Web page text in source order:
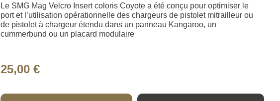
Le SMG Mag Velcro Insert coloris Coyote a été conçu pour optimiser le
port et l’utilisation opérationnelle des chargeurs de pistolet mitrailleur ou
de pistolet à chargeur étendu dans un panneau Kangaroo, un
cummerbund ou un placard modulaire
25,00 €